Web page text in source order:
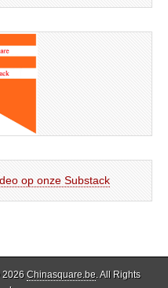
op onze Substack
2026 Chinasquare.be. All Rights